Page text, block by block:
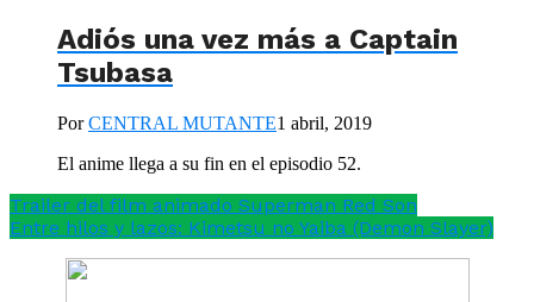
Adiós una vez más a Captain
Tsubasa
PorCENTRAL MUTANTE1 abril, 2019
El anime llega a su fin en el episodio 52.
Trailer del film animado Superman Red Son
Entre hilos y lazos: Kimetsu no Yaiba (Demon Slayer)